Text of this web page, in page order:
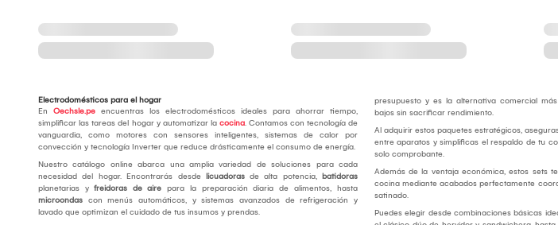
Electrodomésticos para el hogar
En Oechsle.pe encuentras los electrodomésticos ideales para ahorrar tiempo,
simplificar las tareas del hogar y automatizar la cocina. Contamos con tecnología de
vanguardia, como motores con sensores inteligentes, sistemas de calor por
convección y tecnología Inverter que reduce drásticamente el consumo de energía.
Nuestro catálogo online abarca una amplia variedad de soluciones para cada
necesidad del hogar. Encontrarás desde
licuadoras de alta potencia,
batidoras
planetarias y freidoras de aire para la preparación diaria de alimentos, hasta
microondas con menús automáticos, y sistemas avanzados de refrigeración y
lavado que optimizan el cuidado de tus insumos y prendas.
presupuesto y es la alternativa comercial
bajos sin sacrificar rendimiento.
Al adquirir estos paquetes estratégicos,
entre aparatos y simplificas el respaldo de tu
solo comprobante.
Además de la ventaja económica, estos sets
cocina mediante acabados perfectamente
satinado.
Puedes elegir desde combinaciones básicas